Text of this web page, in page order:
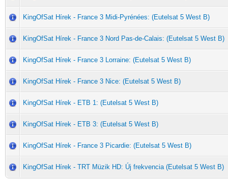
KingOfSat Hírek - France 3 Midi-Pyrénées: (Eutelsat 5 West B)
KingOfSat Hírek - France 3 Nord Pas-de-Calais: (Eutelsat 5 West B)
KingOfSat Hírek - France 3 Lorraine: (Eutelsat 5 West B)
KingOfSat Hírek - France 3 Nice: (Eutelsat 5 West B)
KingOfSat Hírek - ETB 1: (Eutelsat 5 West B)
KingOfSat Hírek - ETB 3: (Eutelsat 5 West B)
KingOfSat Hírek - France 3 Picardie: (Eutelsat 5 West B)
KingOfSat Hírek - TRT Müzik HD: Új frekvencia (Eutelsat 5 West B)